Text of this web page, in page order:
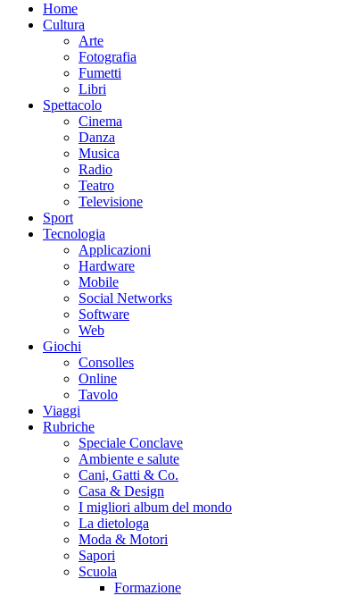
Home
Cultura
Arte
Fotografia
Fumetti
Libri
Spettacolo
Cinema
Danza
Musica
Radio
Teatro
Televisione
Sport
Tecnologia
Applicazioni
Hardware
Mobile
Social Networks
Software
Web
Giochi
Consolles
Online
Tavolo
Viaggi
Rubriche
Speciale Conclave
Ambiente e salute
Cani, Gatti & Co.
Casa & Design
I migliori album del mondo
La dietologa
Moda & Motori
Sapori
Scuola
Formazione